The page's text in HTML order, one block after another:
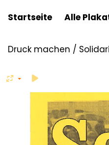
Startseite Alle
Druck machen /